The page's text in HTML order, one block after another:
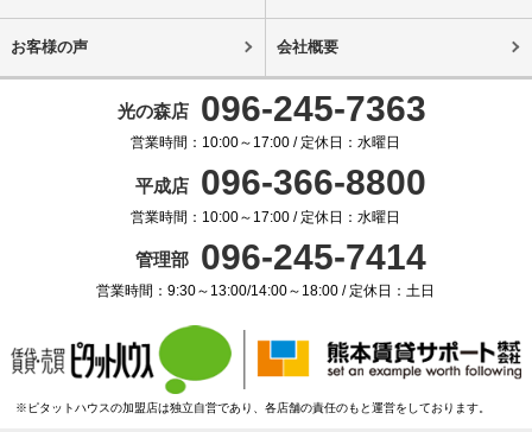
お客様の声 会社概要
光の森店 096-245-7363
営業時間：10:00～17:00 / 定休日：水曜日
平成店 096-366-8800
営業時間：10:00～17:00 / 定休日：水曜日
管理部 096-245-7414
営業時間：9:30～13:00/14:00～18:00 / 定休日：土日
※ピタットハウスの加盟店は独立自営であり、各店舗の責任のもと運営をしております。